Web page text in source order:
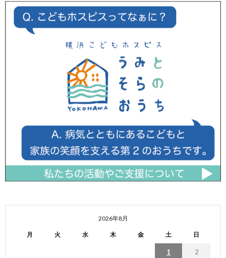
2026年8月
月 火 水 木 金 土 日
1 2